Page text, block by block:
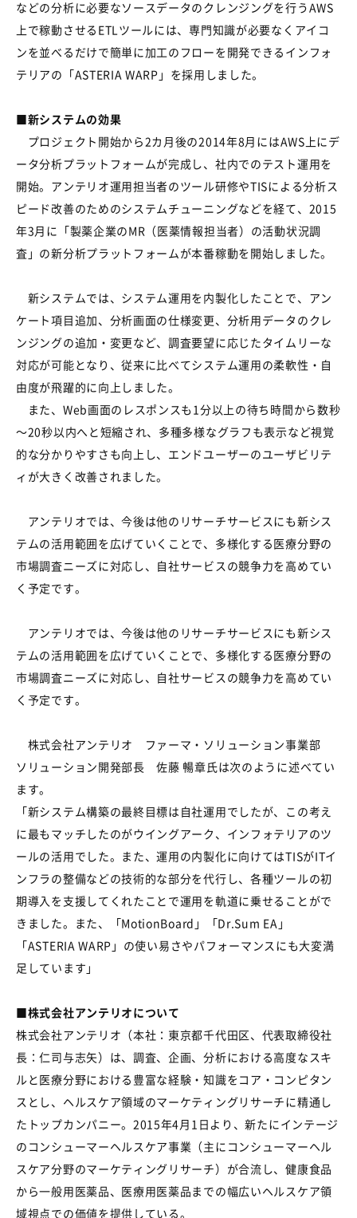
などの分析に必要なソースデータのクレンジングを行うAWS
上で稼動させるETLツールには、専門知識が必要なくアイコ
ンを並べるだけで簡単に加工のフローを開発できるインフォ
テリアの「ASTERIA WARP」を採用しました。
■新システムの効果
プロジェクト開始から2カ月後の2014年8月にはAWS上にデ
ータ分析プラットフォームが完成し、社内でのテスト運用を
開始。アンテリオ運用担当者のツール研修やTISによる分析ス
ピード改善のためのシステムチューニングなどを経て、2015
年3月に「製薬企業のMR（医薬情報担当者）の活動状況調
査」の新分析プラットフォームが本番稼動を開始しました。
新システムでは、システム運用を内製化したことで、アン
ケート項目追加、分析画面の仕様変更、分析用データのクレ
ンジングの追加・変更など、調査要望に応じたタイムリーな
対応が可能となり、従来に比べてシステム運用の柔軟性・自
由度が飛躍的に向上しました。
また、Web画面のレスポンスも1分以上の待ち時間から数秒
～20秒以内へと短縮され、多種多様なグラフも表示など視覚
的な分かりやすさも向上し、エンドユーザーのユーザビリテ
ィが大きく改善されました。
アンテリオでは、今後は他のリサーチサービスにも新シス
テムの活用範囲を広げていくことで、多様化する医療分野の
市場調査ニーズに対応し、自社サービスの競争力を高めてい
く予定です。
アンテリオでは、今後は他のリサーチサービスにも新シス
テムの活用範囲を広げていくことで、多様化する医療分野の
市場調査ニーズに対応し、自社サービスの競争力を高めてい
く予定です。
株式会社アンテリオ ファーマ・ソリューション事業部
ソリューション開発部長 佐藤 暢章氏は次のように述べてい
ます。
「新システム構築の最終目標は自社運用でしたが、この考え
に最もマッチしたのがウイングアーク、インフォテリアのツ
ールの活用でした。また、運用の内製化に向けてはTISがITイ
ンフラの整備などの技術的な部分を代行し、各種ツールの初
期導入を支援してくれたことで運用を軌道に乗せることがで
きました。また、「MotionBoard」「Dr.Sum EA」
「ASTERIA WARP」の使い易さやパフォーマンスにも大変満
足しています」
■株式会社アンテリオについて
株式会社アンテリオ（本社：東京都千代田区、代表取締役社
長：仁司与志矢）は、調査、企画、分析における高度なスキ
ルと医療分野における豊富な経験・知識をコア・コンピタン
スとし、ヘルスケア領域のマーケティングリサーチに精通し
たトップカンパニー。2015年4月1日より、新たにインテージ
のコンシューマーヘルスケア事業（主にコンシューマーヘル
スケア分野のマーケティングリサーチ）が合流し、健康食品
から一般用医薬品、医療用医薬品までの幅広いヘルスケア領
域視点での価値を提供している。